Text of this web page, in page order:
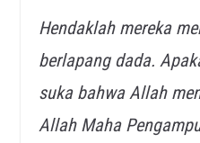
Hendaklah mereka
berlapang dada.
suka bahwa Allah
Allah Maha